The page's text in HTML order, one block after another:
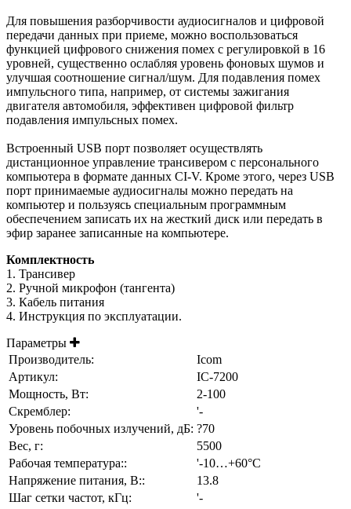
Для повышения разборчивости аудиосигналов и цифровой
передачи данных при приеме, можно воспользоваться
функцией цифрового снижения помех с регулировкой в 16
уровней, существенно ослабляя уровень фоновых шумов и
улучшая соотношение сигнал/шум. Для подавления помех
импульсного типа, например, от системы зажигания
двигателя автомобиля, эффективен цифровой фильтр
подавления импульсных помех.
Встроенный USB порт позволяет осуществлять
дистанционное управление трансивером с персонального
компьютера в формате данных CI-V. Кроме этого, через USB
порт принимаемые аудиосигналы можно передать на
компьютер и пользуясь специальным программным
обеспечением записать их на жесткий диск или передать в
эфир заранее записанные на компьютере.
Комплектность
1. Трансивер
2. Ручной микрофон (тангента)
3. Кабель питания
4. Инструкция по эксплуатации.
Параметры
Производитель:
Icom
Артикул:
IC-7200
Мощность, Вт:
2-100
Скремблер:
'-
Уровень побочных излучений, дБ: ?70
Вес, г:
5500
Рабочая температура::
'-10…+60°С
Напряжение питания, В::
13.8
Шаг сетки частот, кГц:
'-